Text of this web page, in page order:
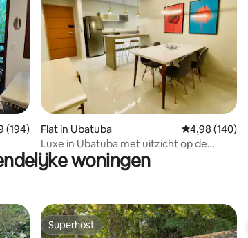
beoordeling van 4,89 op 5, 194 recensies
(194)
Flat in Ubatuba Gemiddelde
4,98 (140)
Luxe in Ubatuba met uitzicht op de
bergen en de zee in het centrum
woningen
Superhost
Superhost